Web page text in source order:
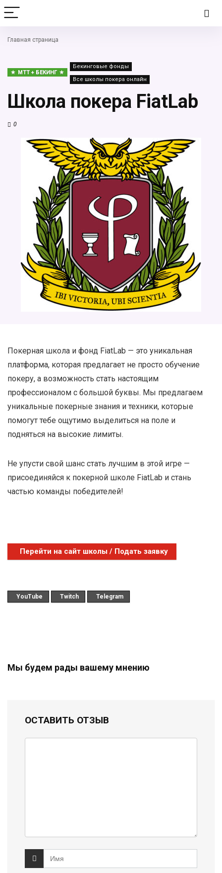
Главная страница
MTT + БЕКИНГ
Бекинговые фонды
Все школы покера онлайн
Школа покера FiatLab
0
Покерная школа и фонд FiatLab — это уникальная
платформа, которая предлагает не просто обучение
покеру, а возможность стать настоящим
профессионалом с большой буквы. Мы предлагаем
уникальные покерные знания и техники, которые
помогут тебе ощутимо выделиться на поле и
подняться на высокие лимиты.
Не упусти свой шанс стать лучшим в этой игре —
присоединяйся к покерной школе FiatLab и стань
частью команды победителей!
Перейти на сайт школы / Подать заявку
YouTube Twitch Telegram
Мы будем рады вашему мнению
ОСТАВИТЬ ОТЗЫВ